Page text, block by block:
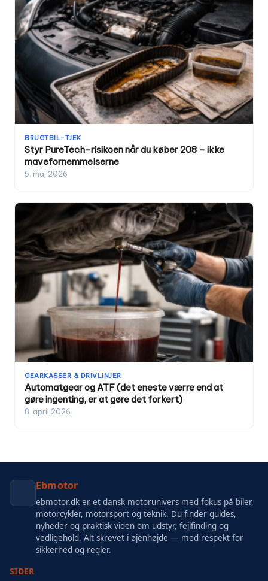
BRUGTBIL-TJEK
Styr PureTech-risikoen når du køber 208 – ikke
mavefornemmelserne
5. maj 2026
GEARKASSER & DRIVLINJER
Automatgear og ATF (det eneste værre end at
gøre ingenting, er at gøre det forkert)
8. april 2026
Ebmotor
ebmotor.dk er et dansk motorunivers med fokus på biler,
motorcykler, motorsport og teknik. Du finder guides,
nyheder og praktisk viden om udstyr, fejlfinding og
vedligehold. Alt skrevet i øjenhøjde — med respekt for
sikkerhed og regler.
SIDER